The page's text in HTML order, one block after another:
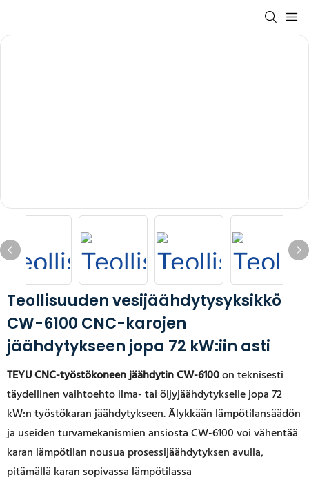
Teollisuuden vesijäähdytysyksikkö
CW-6100 CNC-karojen
jäähdytykseen jopa 72 kW:iin asti
TEYUCNC-työstökoneen jäähdytinCW-6100on teknisesti
täydellinen vaihtoehto ilma- tai öljyjäähdytykselle jopa 72
kW:n työstökaran jäähdytykseen. Älykkään lämpötilansäädön
ja useiden turvamekanismien ansiosta CW-6100 voi vähentää
karan lämpötilan nousua prosessijäähdytyksen avulla,
pitämällä karan sopivassa lämpötilassa